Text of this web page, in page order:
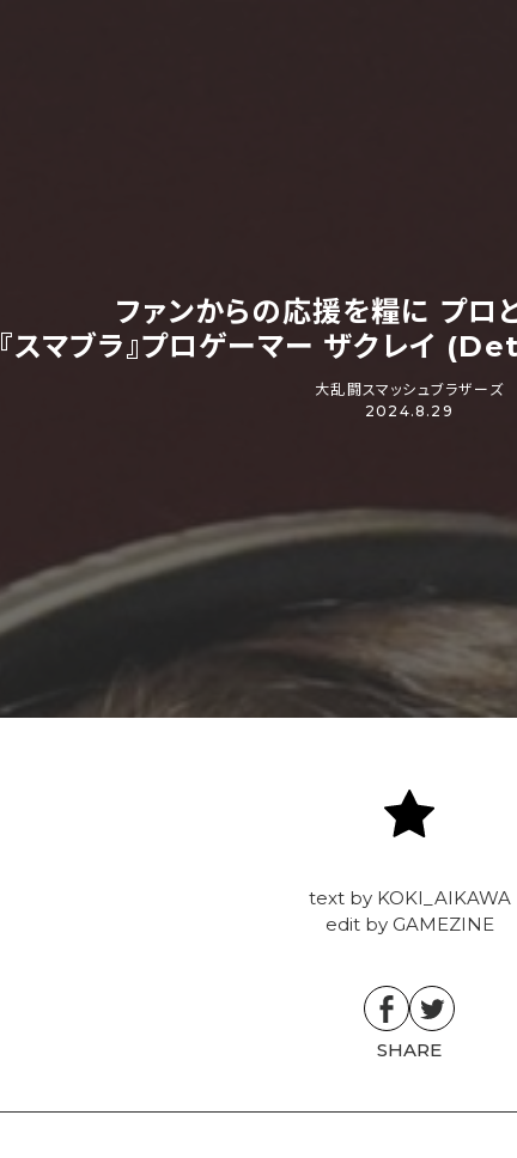
ファンからの応援を糧に プロ
『スマブラ』プロゲーマー ザクレイ
大乱闘スマッシュブラザーズ
2024.8.29
text by KOKI_AIKAWA
edit by GAMEZINE
SHARE